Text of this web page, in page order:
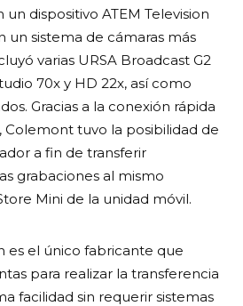
dispositivo ATEM Television
un sistema de cámaras más
varias URSA Broadcast G2
70x y HD 22x, así como
Gracias a la conexión rápida
tuvo la posibilidad de
a fin de transferir
grabaciones al mismo
Mini de la unidad móvil.
es el único fabricante que
para realizar la transferencia
facilidad sin requerir sistemas